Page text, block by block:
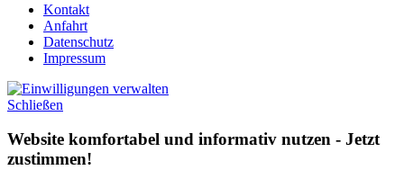
Kontakt
Anfahrt
Datenschutz
Impressum
Schließen
Website komfortabel und informativ nutzen - Jetzt
zustimmen!